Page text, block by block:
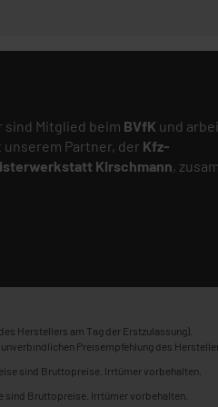
sind Mitglied beim BVfK und
unserem Partner, der Kfz-
Kirschmann,
Herstellers am Tag der Erstzulassung).
Preisempfehlung des
sind Bruttopreise. Irrtümer vorbehalten.
sind Bruttopreise. Irrtümer vorbehalten.